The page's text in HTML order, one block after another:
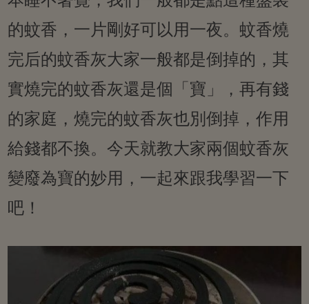
的蚊香，一片剛好可以用一夜。蚊香燒
完后的蚊香灰大家一般都是倒掉的，其
實燒完的蚊香灰還是個「寶」，再有錢
的家庭，燒完的蚊香灰也別倒掉，作用
給錢都不換。今天就教大家兩個蚊香灰
變廢為寶的妙用，一起來跟我學習一下
吧！